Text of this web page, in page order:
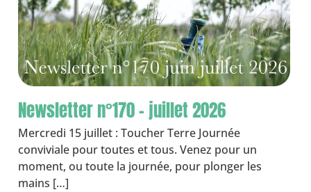
Newsletter n°170 – juillet 2026
Mercredi 15 juillet : Toucher Terre Journée
conviviale pour toutes et tous. Venez pour un
moment, ou toute la journée, pour plonger les
mains […]